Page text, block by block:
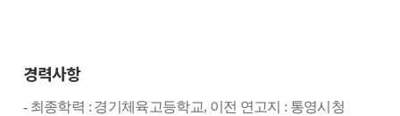
경력사항
- 최종학력 : 경기체육고등학교, 이전 연고지 : 통영시청